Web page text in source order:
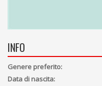
INFO
Genere preferito:
Data di nascita: